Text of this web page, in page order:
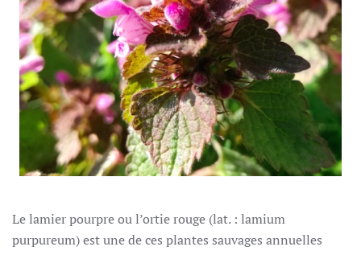
Le lamier pourpre ou l’ortie rouge (lat. : lamium
purpureum) est une de ces plantes sauvages annuelles